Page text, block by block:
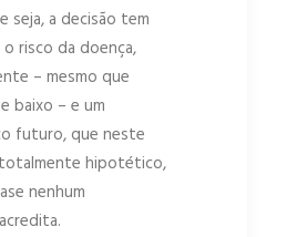
seja, a decisão tem
risco da doença,
– mesmo que
baixo – e um
futuro, que neste
hipotético,
nenhum